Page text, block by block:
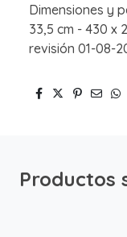
Dimensiones y
33,5 cm - 430 x
revisión 01-08-
Productos